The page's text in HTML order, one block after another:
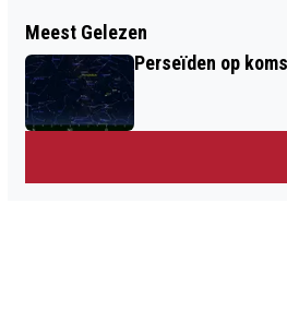
CHINA WIL
BANDEN LEGGEN
Meest Gelezen
Perseïden op